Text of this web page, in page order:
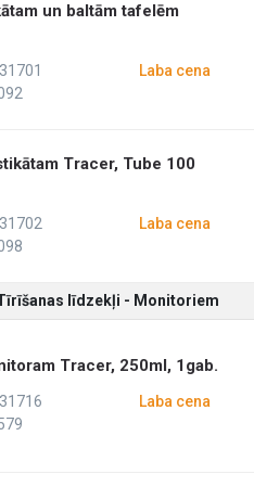
un baltām tafelēm
Laba cena
Tracer, Tube 100
Laba cena
līdzekļi - Monitoriem
Tracer, 250ml, 1gab.
Laba cena